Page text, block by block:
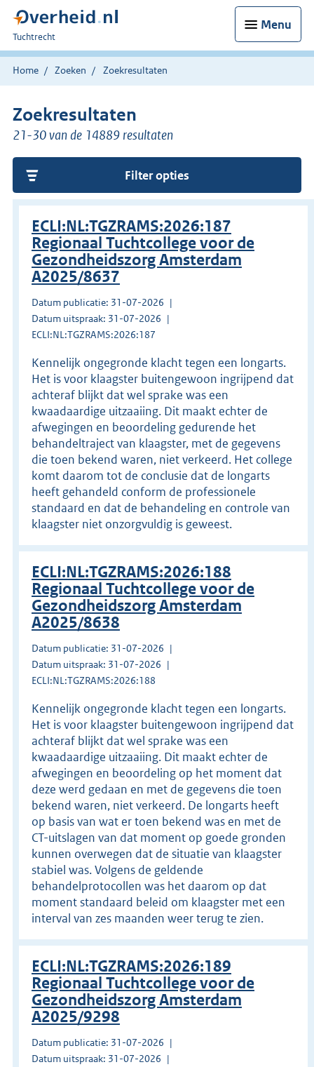
Menu
U
bent
hier:
Tuchtrecht
Home Zoeken Zoekresultaten
Zoekresultaten
21-30 van de 14889 resultaten
Filter opties
ECLI:NL:TGZRAMS:2026:187
Regionaal Tuchtcollege voor de
Gezondheidszorg Amsterdam
A2025/8637
Datum publicatie: 31-07-2026
Datum uitspraak: 31-07-2026
ECLI:NL:TGZRAMS:2026:187
Kennelijk ongegronde klacht tegen een longarts.
Het is voor klaagster buitengewoon ingrijpend dat
achteraf blijkt dat wel sprake was een
kwaadaardige uitzaaiing. Dit maakt echter de
afwegingen en beoordeling gedurende het
behandeltraject van klaagster, met de gegevens
die toen bekend waren, niet verkeerd. Het college
komt daarom tot de conclusie dat de longarts
heeft gehandeld conform de professionele
standaard en dat de behandeling en controle van
klaagster niet onzorgvuldig is geweest.
ECLI:NL:TGZRAMS:2026:188
Regionaal Tuchtcollege voor de
Gezondheidszorg Amsterdam
A2025/8638
Datum publicatie: 31-07-2026
Datum uitspraak: 31-07-2026
ECLI:NL:TGZRAMS:2026:188
Kennelijk ongegronde klacht tegen een longarts.
Het is voor klaagster buitengewoon ingrijpend dat
achteraf blijkt dat wel sprake was een
kwaadaardige uitzaaiing. Dit maakt echter de
afwegingen en beoordeling op het moment dat
deze werd gedaan en met de gegevens die toen
bekend waren, niet verkeerd. De longarts heeft
op basis van wat er toen bekend was en met de
CT-uitslagen van dat moment op goede gronden
kunnen overwegen dat de situatie van klaagster
stabiel was. Volgens de geldende
behandelprotocollen was het daarom op dat
moment standaard beleid om klaagster met een
interval van zes maanden weer terug te zien.
ECLI:NL:TGZRAMS:2026:189
Regionaal Tuchtcollege voor de
Gezondheidszorg Amsterdam
A2025/9298
Datum publicatie: 31-07-2026
Datum uitspraak: 31-07-2026